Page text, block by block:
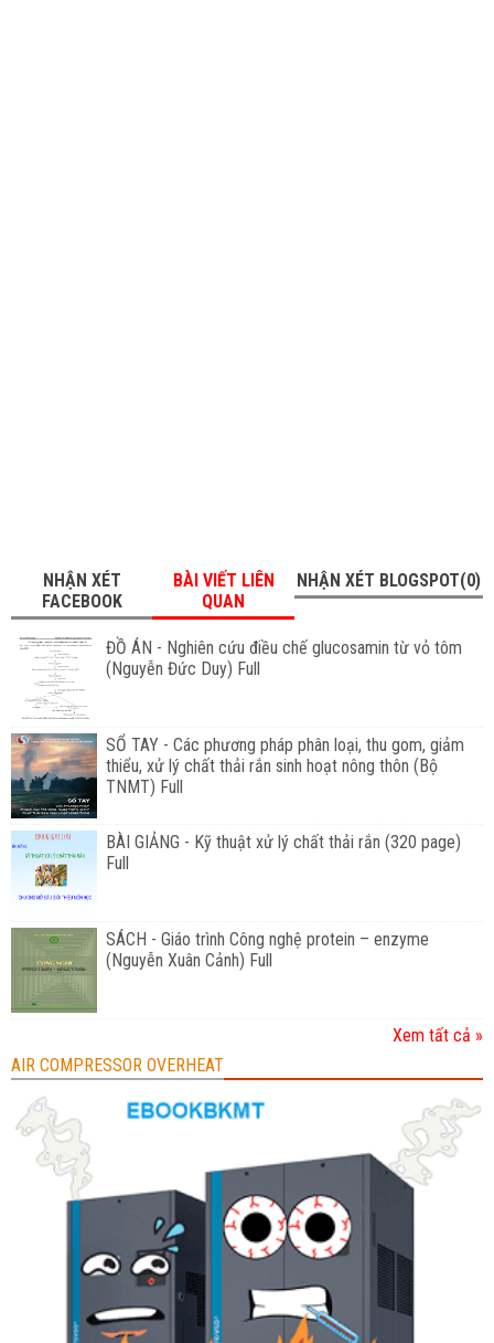
NHẬN XÉT
FACEBOOK
BÀI VIẾT LIÊN
QUAN
NHẬN XÉT BLOGSPOT(0)
ĐỒ ÁN - Nghiên cứu điều chế glucosamin từ vỏ tôm
(Nguyễn Đức Duy) Full
SỔ TAY - Các phương pháp phân loại, thu gom, giảm
thiểu, xử lý chất thải rắn sinh hoạt nông thôn (Bộ
TNMT) Full
BÀI GIẢNG - Kỹ thuật xử lý chất thải rắn (320 page)
Full
SÁCH - Giáo trình Công nghệ protein – enzyme
(Nguyễn Xuân Cảnh) Full
Xem tất cả »
AIR COMPRESSOR OVERHEAT